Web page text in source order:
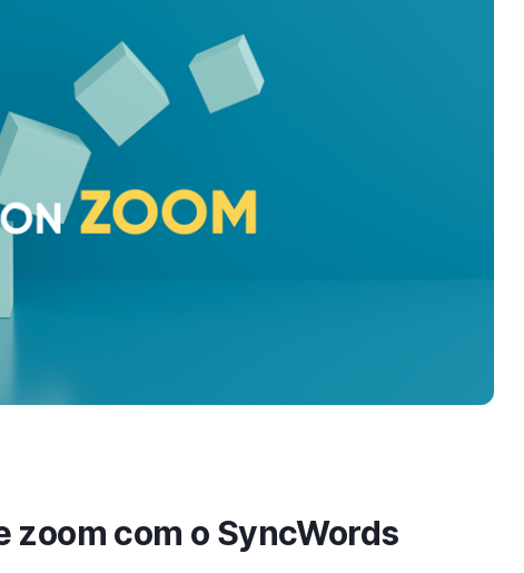
zoom com o SyncWords